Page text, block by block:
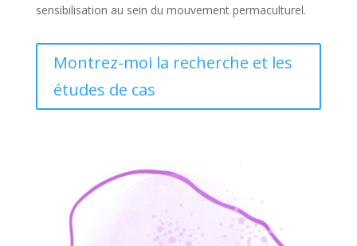
sensibilisation au sein du mouvement permaculturel.
Montrez-moi la recherche et les
études de cas